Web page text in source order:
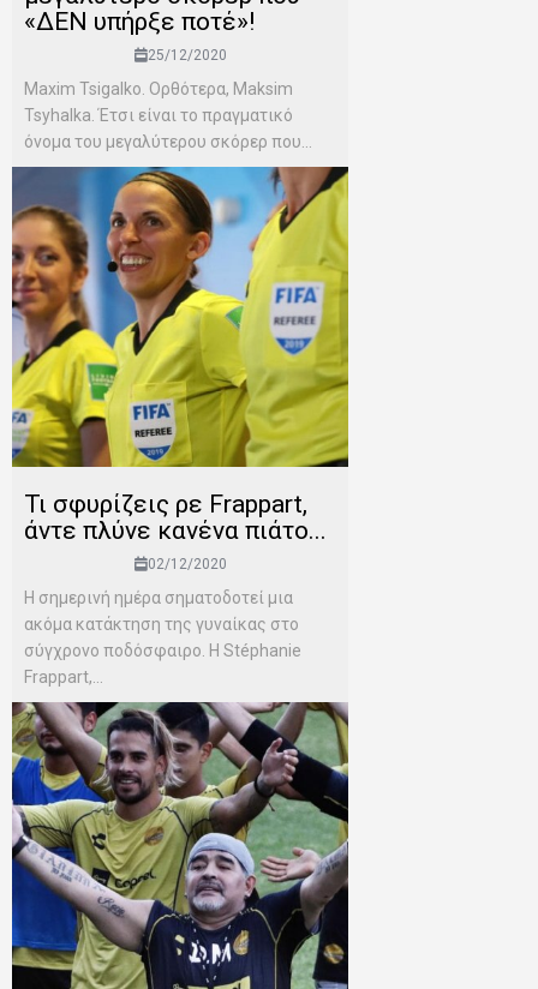
«ΔΕΝ υπήρξε ποτέ»!
25/12/2020
Maxim Tsigalko. Ορθότερα, Maksim
Tsyhalka. Έτσι είναι το πραγματικό
όνομα του μεγαλύτερου σκόρερ που...
Τι σφυρίζεις ρε Frappart,
άντε πλύνε κανένα πιάτο...
02/12/2020
Η σημερινή ημέρα σηματοδοτεί μια
ακόμα κατάκτηση της γυναίκας στο
σύγχρονο ποδόσφαιρο. Η Stéphanie
Frappart,...